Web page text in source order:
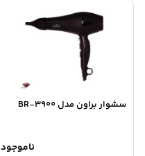
سشوار براون مدل BR-3900
ناموجود